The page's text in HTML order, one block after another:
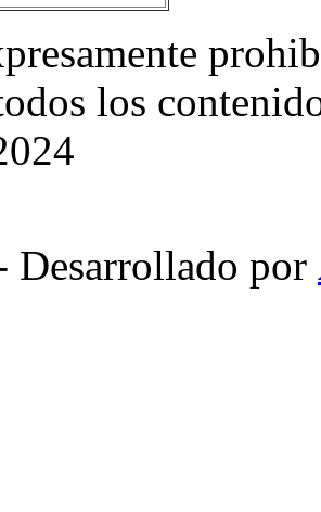
los
Desarrollado por